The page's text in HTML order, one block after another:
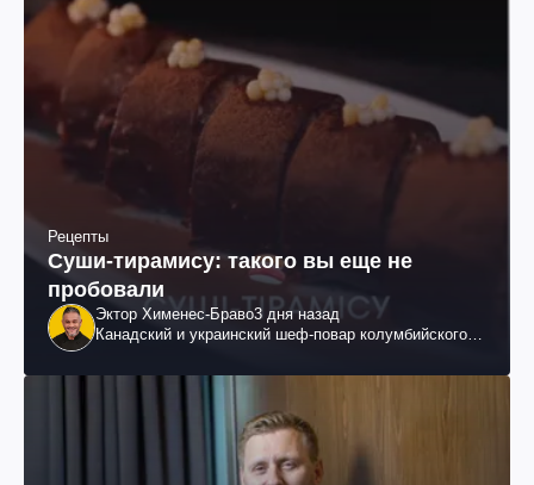
Рецепты
Суши-тирамису: такого вы еще не
пробовали
Эктор Хименес-Браво3 дня назад
Канадский и украинский шеф-повар колумбийского